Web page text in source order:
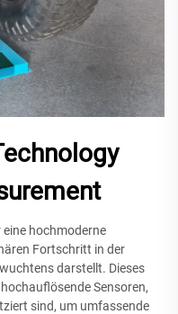
hochmoderne
Fortschritt in der
darstellt. Dieses
Sensoren,
sind, um umfassende